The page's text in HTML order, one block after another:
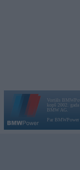
Vortāls
kopš 2002.
BMW AG.
Par BMWPower